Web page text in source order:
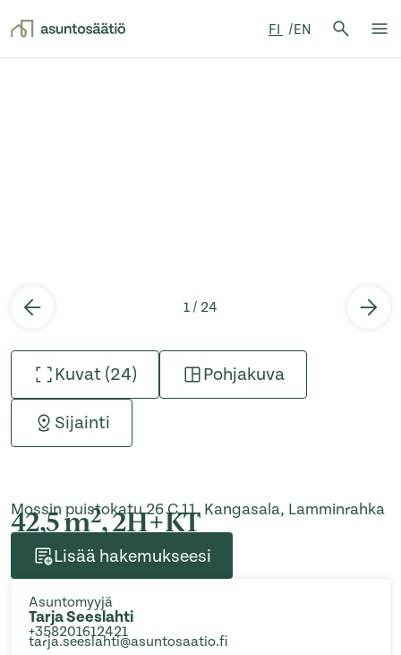
FI EN
Hae:
1 / 24
Kuvat (24) Pohjakuva
Sijainti
Mossin puistokatu 26 C 11, Kangasala, Lamminrahka
42,5 m2, 2H+KT
Lisää hakemukseesi
Asuntomyyjä
Tarja Seeslahti
+358201612421
tarja.seeslahti@asuntosaatio.fi